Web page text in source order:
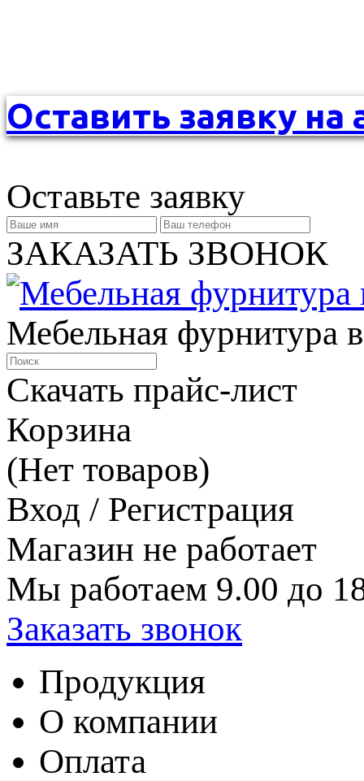
Оставить заявку на
Оставьте заявку
ЗАКАЗАТЬ ЗВОНОК
Мебельная фурнитура
Скачать прайс-лист
Корзина
(Нет товаров)
Вход / Регистрация
Магазин не работает
Мы работаем 9.00 до
Заказать звонок
Продукция
О компании
Оплата